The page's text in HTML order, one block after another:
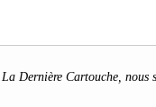
La Dernière Cartouche, nous